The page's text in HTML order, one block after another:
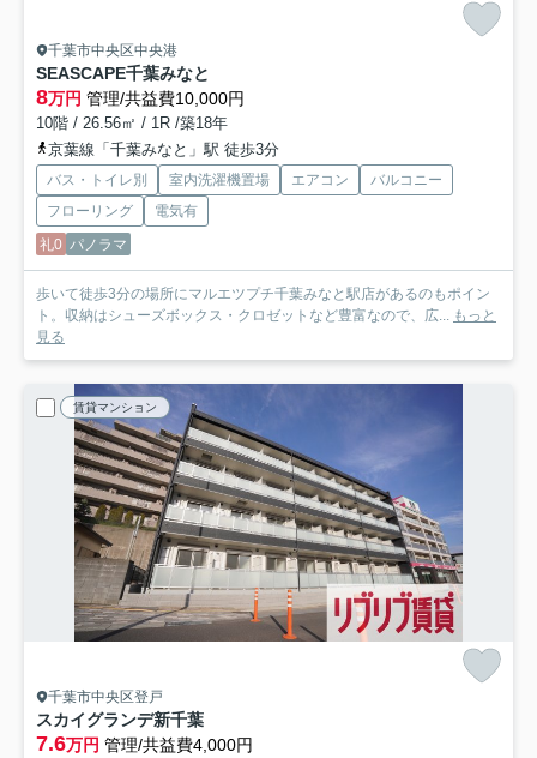
千葉市中央区中央港
SEASCAPE千葉みなと
8万円 管理/共益費10,000円
10階 / 26.56㎡ / 1R /築18年
京葉線「千葉みなと」駅 徒歩3分
バス・トイレ別 室内洗濯機置場 エアコン
バルコニー
フローリング
電気有
礼0 パノラマ
歩いて徒歩3分の場所にマルエツプチ千葉みなと駅店があるのもポイン
ト。収納はシューズボックス・クロゼットなど豊富なので、広...
もっと
見る
賃貸マンション
千葉市中央区登戸
スカイグランデ新千葉
7.6万円 管理/共益費4,000円